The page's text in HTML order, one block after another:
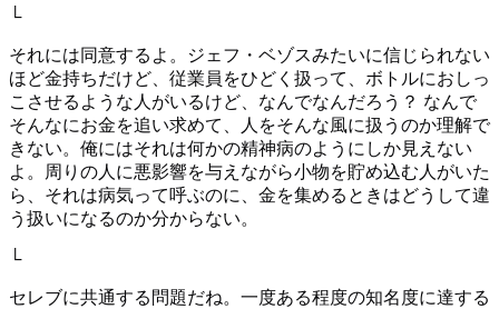
└
それには同意するよ。ジェフ・ベゾスみたいに信じられない
ほど金持ちだけど、従業員をひどく扱って、ボトルにおしっ
こさせるような人がいるけど、なんでなんだろう？ なんで
そんなにお金を追い求めて、人をそんな風に扱うのか理解で
きない。俺にはそれは何かの精神病のようにしか見えない
よ。周りの人に悪影響を与えながら小物を貯め込む人がいた
ら、それは病気って呼ぶのに、金を集めるときはどうして違
う扱いになるのか分からない。
└
セレブに共通する問題だね。一度ある程度の知名度に達する